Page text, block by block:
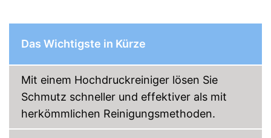
Reinigungsmittel erlaubt
Druck regulierbar
Zubehör im Lieferumfang
Terrassenreiniger
Das Wichtigste in Kürze
Mit einem Hochdruckreiniger lösen Sie
Schmutz schneller und effektiver als mit
herkömmlichen Reinigungsmethoden.